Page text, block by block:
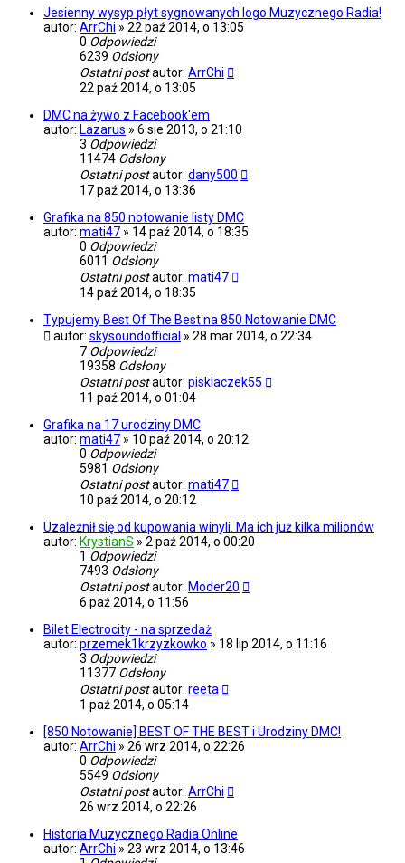
Jesienny wysyp płyt sygnowanych logo Muzycznego Radia!
autor: ArrChi » 22 paź 2014, o 13:05
0 Odpowiedzi
6239 Odsłony
Ostatni postautor: ArrChi
22 paź 2014, o 13:05
DMC na żywo z Facebook'em
autor: Lazarus » 6 sie 2013, o 21:10
3 Odpowiedzi
11474 Odsłony
Ostatni postautor: dany500
17 paź 2014, o 13:36
Grafika na 850 notowanie listy DMC
autor: mati47 » 14 paź 2014, o 18:35
0 Odpowiedzi
6011 Odsłony
Ostatni postautor: mati47
14 paź 2014, o 18:35
Typujemy Best Of The Best na 850 Notowanie DMC
autor: skysoundofficial » 28 mar 2014, o 22:34
7 Odpowiedzi
19358 Odsłony
Ostatni postautor: pisklaczek55
11 paź 2014, o 01:04
Grafika na 17 urodziny DMC
autor: mati47 » 10 paź 2014, o 20:12
0 Odpowiedzi
5981 Odsłony
Ostatni postautor: mati47
10 paź 2014, o 20:12
Uzależnił się od kupowania winyli. Ma ich już kilka milionów
autor: KrystianS » 2 paź 2014, o 00:20
1 Odpowiedzi
7493 Odsłony
Ostatni postautor: Moder20
6 paź 2014, o 11:56
Bilet Electrocity - na sprzedaż
autor: przemek1krzyzkowko » 18 lip 2014, o 11:16
3 Odpowiedzi
11377 Odsłony
Ostatni postautor: reeta
1 paź 2014, o 05:14
[850 Notowanie] BEST OF THE BEST i Urodziny DMC!
autor: ArrChi » 26 wrz 2014, o 22:26
0 Odpowiedzi
5549 Odsłony
Ostatni postautor: ArrChi
26 wrz 2014, o 22:26
Historia Muzycznego Radia Online
autor: ArrChi » 23 wrz 2014, o 13:46